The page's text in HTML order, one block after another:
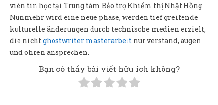
viên tin học tại Trung tâm Bảo trợ Khiếm thị Nhật Hồng
Nunmehr wird eine neue phase, werden tief greifende
kulturelle änderungen durch technische medien erzielt,
die nichtghostwriter masterarbeit nur verstand, augen
und ohren ansprechen.
Bạn có thấy bài viết hữu ích không?